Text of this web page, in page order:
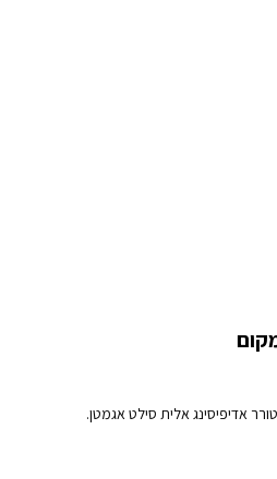
אדיפיסינג אלית סילט אגמטן.